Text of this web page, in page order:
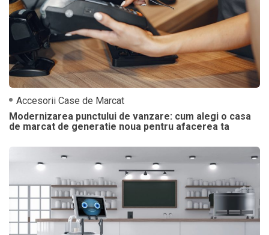
Accesorii Case de Marcat
Modernizarea punctului de vanzare: cum alegi o casa
de marcat de generatie noua pentru afacerea ta